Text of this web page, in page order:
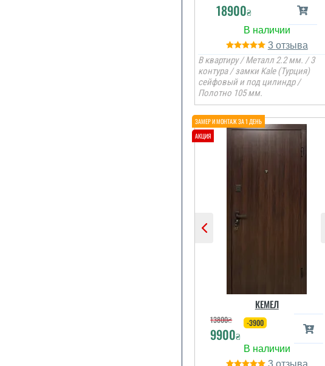
надає компанія такі
дверей, виявлення
слабких місць щодо
теплоізоляції т...
18900₴
3
В квартиру / Металл 2.2 мм. / 3
контура / замки Kale (Турция)
сейфовый и под цилиндр /
Полотно 105 мм.
КЕМЕЛ
13800₴
9900₴
-3900
3